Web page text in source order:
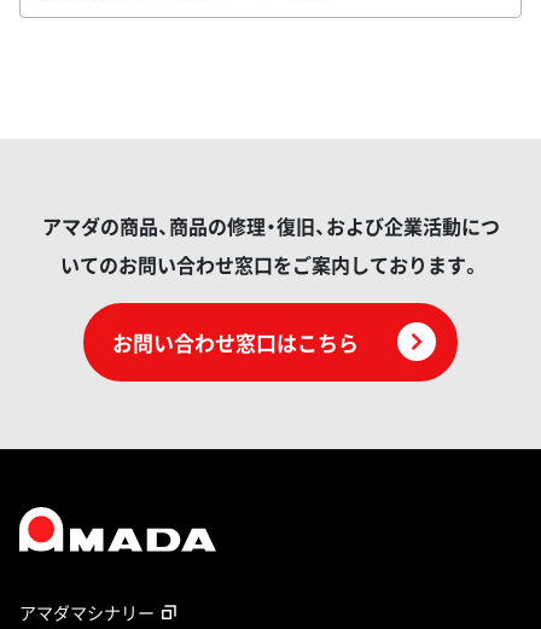
アマダの商品、商品の修理・復旧、および企業活動につ
いてのお問い合わせ窓口をご案内しております。
お問い合わせ窓口はこちら
アマダマシナリー